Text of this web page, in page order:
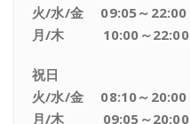
火/水/金 09:05～22:00
月/木 10:00～22:00
祝日
火/水/金 08:10～20:00
月/木 09:05～20:00